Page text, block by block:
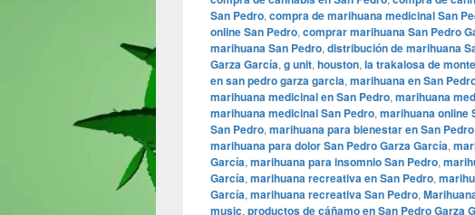
San Pedro, compra de marihuana medicinal San
online San Pedro, comprar marihuana San Pedro
marihuana San Pedro, distribución de marihuana
Garza García, g unit, houston, la trakalosa de
en san pedro garza garcia, marihuana en San
marihuana medicinal en San Pedro, marihuana
marihuana medicinal San Pedro, marihuana online
San Pedro, marihuana para bienestar en San Pedro
marihuana para dolor San Pedro Garza García,
García, marihuana para insomnio San Pedro,
García, marihuana recreativa en San Pedro,
García, marihuana recreativa San Pedro,
music, productos de cáñamo en San Pedro Garza